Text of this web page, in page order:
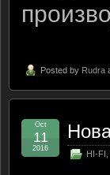
Posted by Rudra
HI-FI
Oct
11
2016